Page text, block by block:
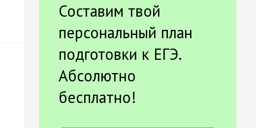
Составим твой
персональный план
подготовки к ЕГЭ.
Абсолютно
бесплатно!